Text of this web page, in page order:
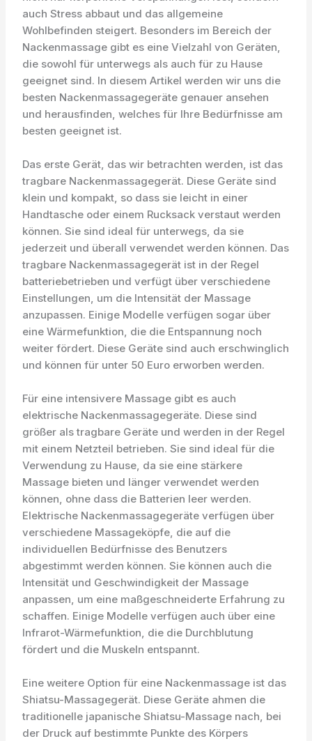
auch Stress abbaut und das allgemeine
Wohlbefinden steigert. Besonders im Bereich der
Nackenmassage gibt es eine Vielzahl von Geräten,
die sowohl für unterwegs als auch für zu Hause
geeignet sind. In diesem Artikel werden wir uns die
besten Nackenmassagegeräte genauer ansehen
und herausfinden, welches für Ihre Bedürfnisse am
besten geeignet ist.
Das erste Gerät, das wir betrachten werden, ist das
tragbare Nackenmassagegerät. Diese Geräte sind
klein und kompakt, so dass sie leicht in einer
Handtasche oder einem Rucksack verstaut werden
können. Sie sind ideal für unterwegs, da sie
jederzeit und überall verwendet werden können. Das
tragbare Nackenmassagegerät ist in der Regel
batteriebetrieben und verfügt über verschiedene
Einstellungen, um die Intensität der Massage
anzupassen. Einige Modelle verfügen sogar über
eine Wärmefunktion, die die Entspannung noch
weiter fördert. Diese Geräte sind auch erschwinglich
und können für unter 50 Euro erworben werden.
Für eine intensivere Massage gibt es auch
elektrische Nackenmassagegeräte. Diese sind
größer als tragbare Geräte und werden in der Regel
mit einem Netzteil betrieben. Sie sind ideal für die
Verwendung zu Hause, da sie eine stärkere
Massage bieten und länger verwendet werden
können, ohne dass die Batterien leer werden.
Elektrische Nackenmassagegeräte verfügen über
verschiedene Massageköpfe, die auf die
individuellen Bedürfnisse des Benutzers
abgestimmt werden können. Sie können auch die
Intensität und Geschwindigkeit der Massage
anpassen, um eine maßgeschneiderte Erfahrung zu
schaffen. Einige Modelle verfügen auch über eine
Infrarot-Wärmefunktion, die die Durchblutung
fördert und die Muskeln entspannt.
Eine weitere Option für eine Nackenmassage ist das
Shiatsu-Massagegerät. Diese Geräte ahmen die
traditionelle japanische Shiatsu-Massage nach, bei
der Druck auf bestimmte Punkte des Körpers